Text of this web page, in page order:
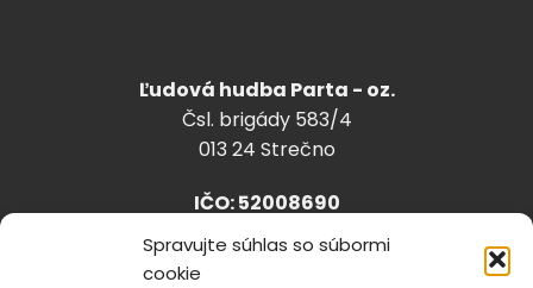
Spravujte súhlas so súbormi
cookie
Ľudová hudba Parta - oz.
Čsl. brigády 583/4
013 24 Strečno
IČO: 52008690